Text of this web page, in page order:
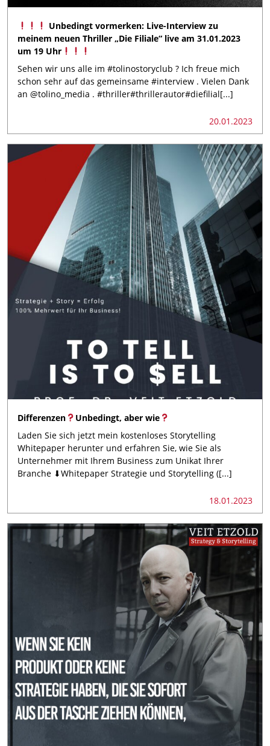
Unbedingt vormerken: Live-Interview zu
meinem neuen Thriller „Die Filiale“ live am 31.01.2023
um 19 Uhr
Sehen wir uns alle im #tolinostoryclub ? Ich freue mich
schon sehr auf das gemeinsame #interview . Vielen Dank
an @tolino_media . #thriller#thrillerautor#diefilial[...]
20.01.2023
Differenzen
Unbedingt, aber wie
Laden Sie sich jetzt mein kostenloses Storytelling
Whitepaper herunter und erfahren Sie, wie Sie als
Unternehmer mit Ihrem Business zum Unikat Ihrer
Branche ⬇Whitepaper Strategie und Storytelling ([...]
18.01.2023